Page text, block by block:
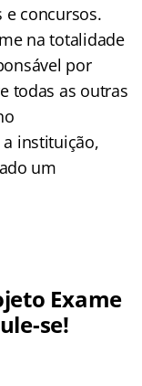
e concursos.
na totalidade
por
todas as outras
instituição,
um
Exame
se!